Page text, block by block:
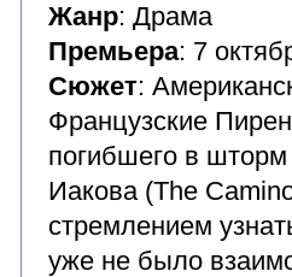
Жанр: Драма
Премьера: 7
Сюжет:
Французские
погибшего в
Иакова (The
стремлением
уже не было